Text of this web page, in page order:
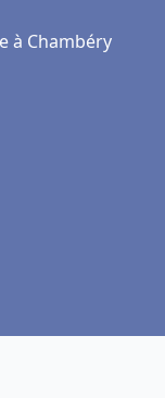
à Chambéry